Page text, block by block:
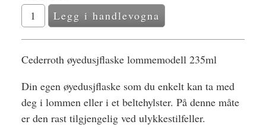
Cederroth øyedusjflaske lommemodell 235ml
Din egen øyedusjflaske som du enkelt kan ta med
deg i lommen eller i et beltehylster. På denne måte
er den rast tilgjengelig ved ulykkestilfeller.